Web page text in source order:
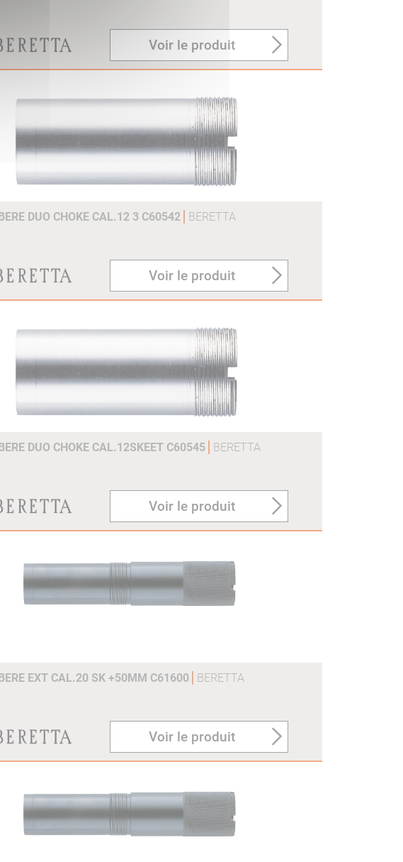
Voir le produit
DUO CHOKE CAL.12 3 C60542 BERETTA
Voir le produit
DUO CHOKE CAL.12SKEET C60545 BERETTA
Voir le produit
EXT CAL.20 SK +50MM C61600 BERETTA
Voir le produit